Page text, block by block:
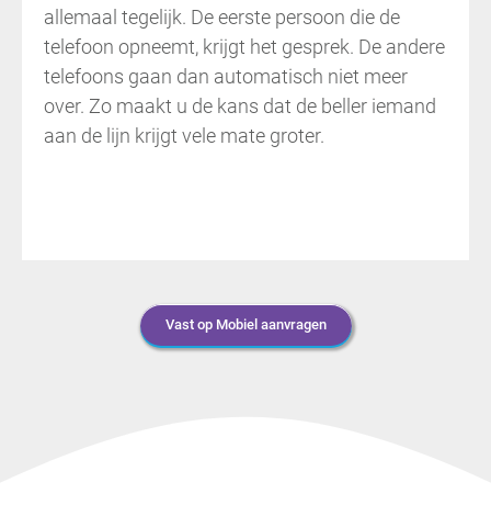
allemaal tegelijk. De eerste persoon die de
telefoon opneemt, krijgt het gesprek. De andere
telefoons gaan dan automatisch niet meer
over. Zo maakt u de kans dat de beller iemand
aan de lijn krijgt vele mate groter.
Vast op Mobiel aanvragen